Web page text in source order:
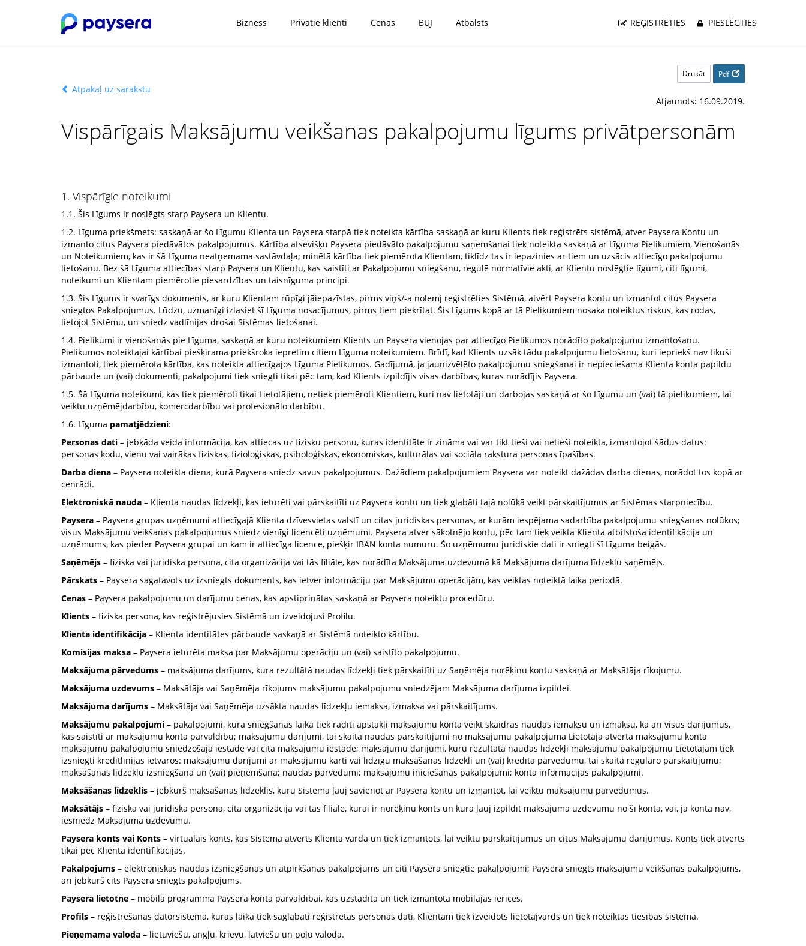
Bizness Privātie klienti Cenas BUJ Atbalsts REĢISTRĒTIES PIESLĒGTIES
Drukāt Pdf
Atpakaļ uz sarakstu
Atjaunots: 16.09.2019.
Vispārīgais Maksājumu veikšanas pakalpojumu līgums privātpersonām
1. Vispārīgie noteikumi
1.1. Šis Līgums ir noslēgts starp Paysera un Klientu.
1.2. Līguma priekšmets: saskaņā ar šo Līgumu Klienta un Paysera starpā tiek noteikta kārtība saskaņā ar kuru Klients tiek reģistrēts sistēmā, atver Paysera Kontu un
izmanto citus Paysera piedāvātos pakalpojumus. Kārtība atsevišķu Paysera piedāvāto pakalpojumu saņemšanai tiek noteikta saskaņā ar Līguma Pielikumiem, Vienošanās
un Noteikumiem, kas ir šā Līguma neatņemama sastāvdaļa; minētā kārtība tiek piemērota Klientam, tiklīdz tas ir iepazinies ar tiem un uzsācis attiecīgo pakalpojumu
lietošanu. Bez šā Līguma attiecības starp Paysera un Klientu, kas saistīti ar Pakalpojumu sniegšanu, regulē normatīvie akti, ar Klientu noslēgtie līgumi, citi līgumi,
noteikumi un Klientam piemērotie piesardzības un taisnīguma principi.
1.3. Šis Līgums ir svarīgs dokuments, ar kuru Klientam rūpīgi jāiepazīstas, pirms viņš/-a nolemj reģistrēties Sistēmā, atvērt Paysera kontu un izmantot citus Paysera
sniegtos Pakalpojumus. Lūdzu, uzmanīgi izlasiet šī Līguma nosacījumus, pirms tiem piekrītat. Šis Līgums kopā ar tā Pielikumiem nosaka noteiktus riskus, kas rodas,
lietojot Sistēmu, un sniedz vadlīnijas drošai Sistēmas lietošanai.
1.4. Pielikumi ir vienošanās pie Līguma, saskaņā ar kuru noteikumiem Klients un Paysera vienojas par attiecīgo Pielikumos norādīto pakalpojumu izmantošanu.
Pielikumos noteiktajai kārtībai piešķirama priekšroka iepretim citiem Līguma noteikumiem. Brīdī, kad Klients uzsāk tādu pakalpojumu lietošanu, kuri iepriekš nav tikuši
izmantoti, tiek piemērota kārtība, kas noteikta attiecīgajos Līguma Pielikumos. Gadījumā, ja jaunizvēlēto pakalpojumu sniegšanai ir nepieciešama Klienta konta papildu
pārbaude un (vai) dokumenti, pakalpojumi tiek sniegti tikai pēc tam, kad Klients izpildījis visas darbības, kuras norādījis Paysera.
1.5. Šā Līguma noteikumi, kas tiek piemēroti tikai Lietotājiem, netiek piemēroti Klientiem, kuri nav lietotāji un darbojas saskaņā ar šo Līgumu un (vai) tā pielikumiem, lai
veiktu uzņēmējdarbību, komercdarbību vai profesionālo darbību.
1.6. Līguma pamatjēdzieni:
Personas dati – jebkāda veida informācija, kas attiecas uz fizisku personu, kuras identitāte ir zināma vai var tikt tieši vai netieši noteikta, izmantojot šādus datus:
personas kodu, vienu vai vairākas fiziskas, fizioloģiskas, psiholoģiskas, ekonomiskas, kulturālas vai sociāla rakstura personas īpašības.
Darba diena – Paysera noteikta diena, kurā Paysera sniedz savus pakalpojumus. Dažādiem pakalpojumiem Paysera var noteikt dažādas darba dienas, norādot tos kopā ar
cenrādi.
Elektroniskā nauda – Klienta naudas līdzekļi, kas ieturēti vai pārskaitīti uz Paysera kontu un tiek glabāti tajā nolūkā veikt pārskaitījumus ar Sistēmas starpniecību.
Paysera – Paysera grupas uzņēmumi attiecīgajā Klienta dzīvesvietas valstī un citas juridiskas personas, ar kurām iespējama sadarbība pakalpojumu sniegšanas nolūkos;
visus Maksājumu veikšanas pakalpojumus sniedz vienīgi licencēti uzņēmumi. Paysera atver sākotnējo kontu, pēc tam tiek veikta Klienta atbilstoša identifikācija un
uzņēmums, kas pieder Paysera grupai un kam ir attiecīga licence, piešķir IBAN konta numuru. Šo uzņēmumu juridiskie dati ir sniegti šī Līguma beigās.
Saņēmējs – fiziska vai juridiska persona, cita organizācija vai tās filiāle, kas norādīta Maksājuma uzdevumā kā Maksājuma darījuma līdzekļu saņēmējs.
Pārskats – Paysera sagatavots uz izsniegts dokuments, kas ietver informāciju par Maksājumu operācijām, kas veiktas noteiktā laika periodā.
Cenas – Paysera pakalpojumu un darījumu cenas, kas apstiprinātas saskaņā ar Paysera noteiktu procedūru.
Klients – fiziska persona, kas reģistrējusies Sistēmā un izveidojusi Profilu.
Klienta identifikācija – Klienta identitātes pārbaude saskaņā ar Sistēmā noteikto kārtību.
Komisijas maksa – Paysera ieturēta maksa par Maksājumu operāciju un (vai) saistīto pakalpojumu.
Maksājuma pārvedums – maksājuma darījums, kura rezultātā naudas līdzekļi tiek pārskaitīti uz Saņēmēja norēķinu kontu saskaņā ar Maksātāja rīkojumu.
Maksājuma uzdevums – Maksātāja vai Saņēmēja rīkojums maksājumu pakalpojumu sniedzējam Maksājuma darījuma izpildei.
Maksājuma darījums – Maksātāja vai Saņēmēja uzsākta naudas līdzekļu iemaksa, izmaksa vai pārskaitījums.
Maksājumu pakalpojumi – pakalpojumi, kura sniegšanas laikā tiek radīti apstākļi maksājumu kontā veikt skaidras naudas iemaksu un izmaksu, kā arī visus darījumus,
kas saistīti ar maksājumu konta pārvaldību; maksājumu darījumi, tai skaitā naudas pārskaitījumi no maksājumu pakalpojuma Lietotāja atvērtā maksājumu konta
maksājumu pakalpojumu sniedzošajā iestādē vai citā maksājumu iestādē; maksājumu darījumi, kuru rezultātā naudas līdzekļi maksājumu pakalpojumu Lietotājam tiek
izsniegti kredītlīnijas ietvaros: maksājumu darījumi ar maksājumu karti vai līdzīgu maksāšanas līdzekli un (vai) kredīta pārvedumu, tai skaitā regulāro pārskaitījumu;
maksāšanas līdzekļu izsniegšana un (vai) pieņemšana; naudas pārvedumi; maksājumu iniciēšanas pakalpojumi; konta informācijas pakalpojumi.
Maksāšanas līdzeklis – jebkurš maksāšanas līdzeklis, kuru Sistēma ļauj savienot ar Paysera kontu un izmantot, lai veiktu maksājumu pārvedumus.
Maksātājs – fiziska vai juridiska persona, cita organizācija vai tās filiāle, kurai ir norēķinu konts un kura ļauj izpildīt maksājuma uzdevumu no šī konta, vai, ja konta nav,
iesniedz Maksājuma uzdevumu.
Paysera konts vai Konts – virtuālais konts, kas Sistēmā atvērts Klienta vārdā un tiek izmantots, lai veiktu pārskaitījumus un citus Maksājumu darījumus. Konts tiek atvērts
tikai pēc Klienta identifikācijas.
Pakalpojums – elektroniskās naudas izsniegšanas un atpirkšanas pakalpojums un citi Paysera sniegtie pakalpojumi; Paysera sniegts maksājumu veikšanas pakalpojums,
arī jebkurš cits Paysera sniegts pakalpojums.
Paysera lietotne – mobilā programma Paysera konta pārvaldībai, kas uzstādīta un tiek izmantota mobilajās ierīcēs.
Profils – reģistrēšanās datorsistēmā, kuras laikā tiek saglabāti reģistrētās personas dati, Klientam tiek izveidots lietotājvārds un tiek noteiktas tiesības sistēmā.
Pieņemama valoda – lietuviešu, angļu, krievu, latviešu un poļu valoda.